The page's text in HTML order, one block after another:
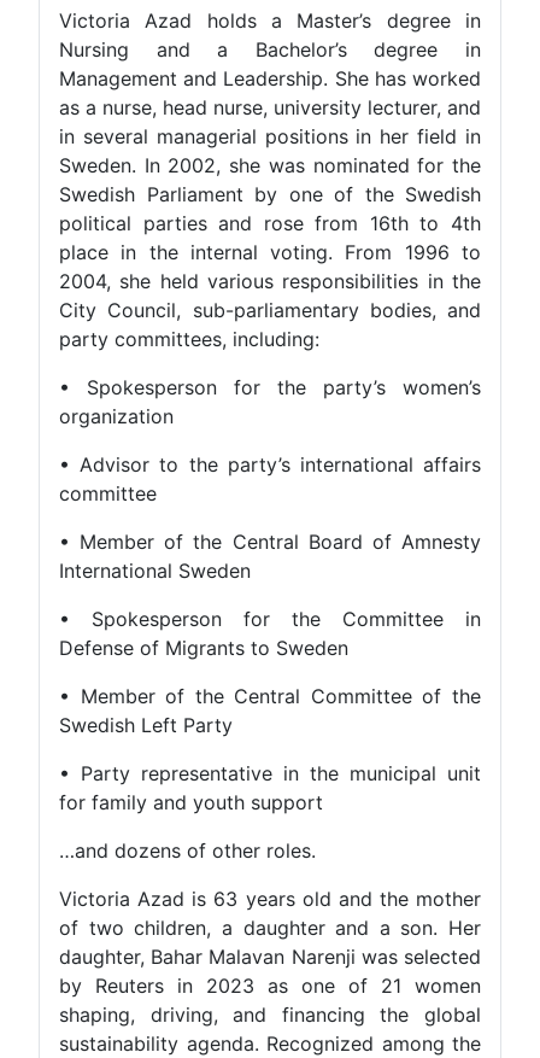
Victoria Azad holds a Master’s degree in
Nursing and a Bachelor’s degree in
Management and Leadership. She has worked
as a nurse, head nurse, university lecturer, and
in several managerial positions in her field in
Sweden. In 2002, she was nominated for the
Swedish Parliament by one of the Swedish
political parties and rose from 16th to 4th
place in the internal voting. From 1996 to
2004, she held various responsibilities in the
City Council, sub-parliamentary bodies, and
party committees, including:
• Spokesperson for the party’s women’s
organization
• Advisor to the party’s international affairs
committee
• Member of the Central Board of Amnesty
International Sweden
• Spokesperson for the Committee in
Defense of Migrants to Sweden
• Member of the Central Committee of the
Swedish Left Party
• Party representative in the municipal unit
for family and youth support
…and dozens of other roles.
Victoria Azad is 63 years old and the mother
of two children, a daughter and a son. Her
daughter, Bahar Malavan Narenji was selected
by Reuters in 2023 as one of 21 women
shaping, driving, and financing the global
sustainability agenda. Recognized among the